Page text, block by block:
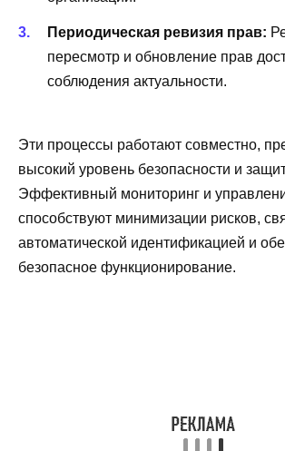
Периодическая ревизия прав:
пересмотр и обновление прав
соблюдения актуальности.
Эти процессы работают совместно,
высокий уровень безопасности и
Эффективный мониторинг и
способствуют минимизации рисков,
автоматической идентификацией и
безопасное функционирование.